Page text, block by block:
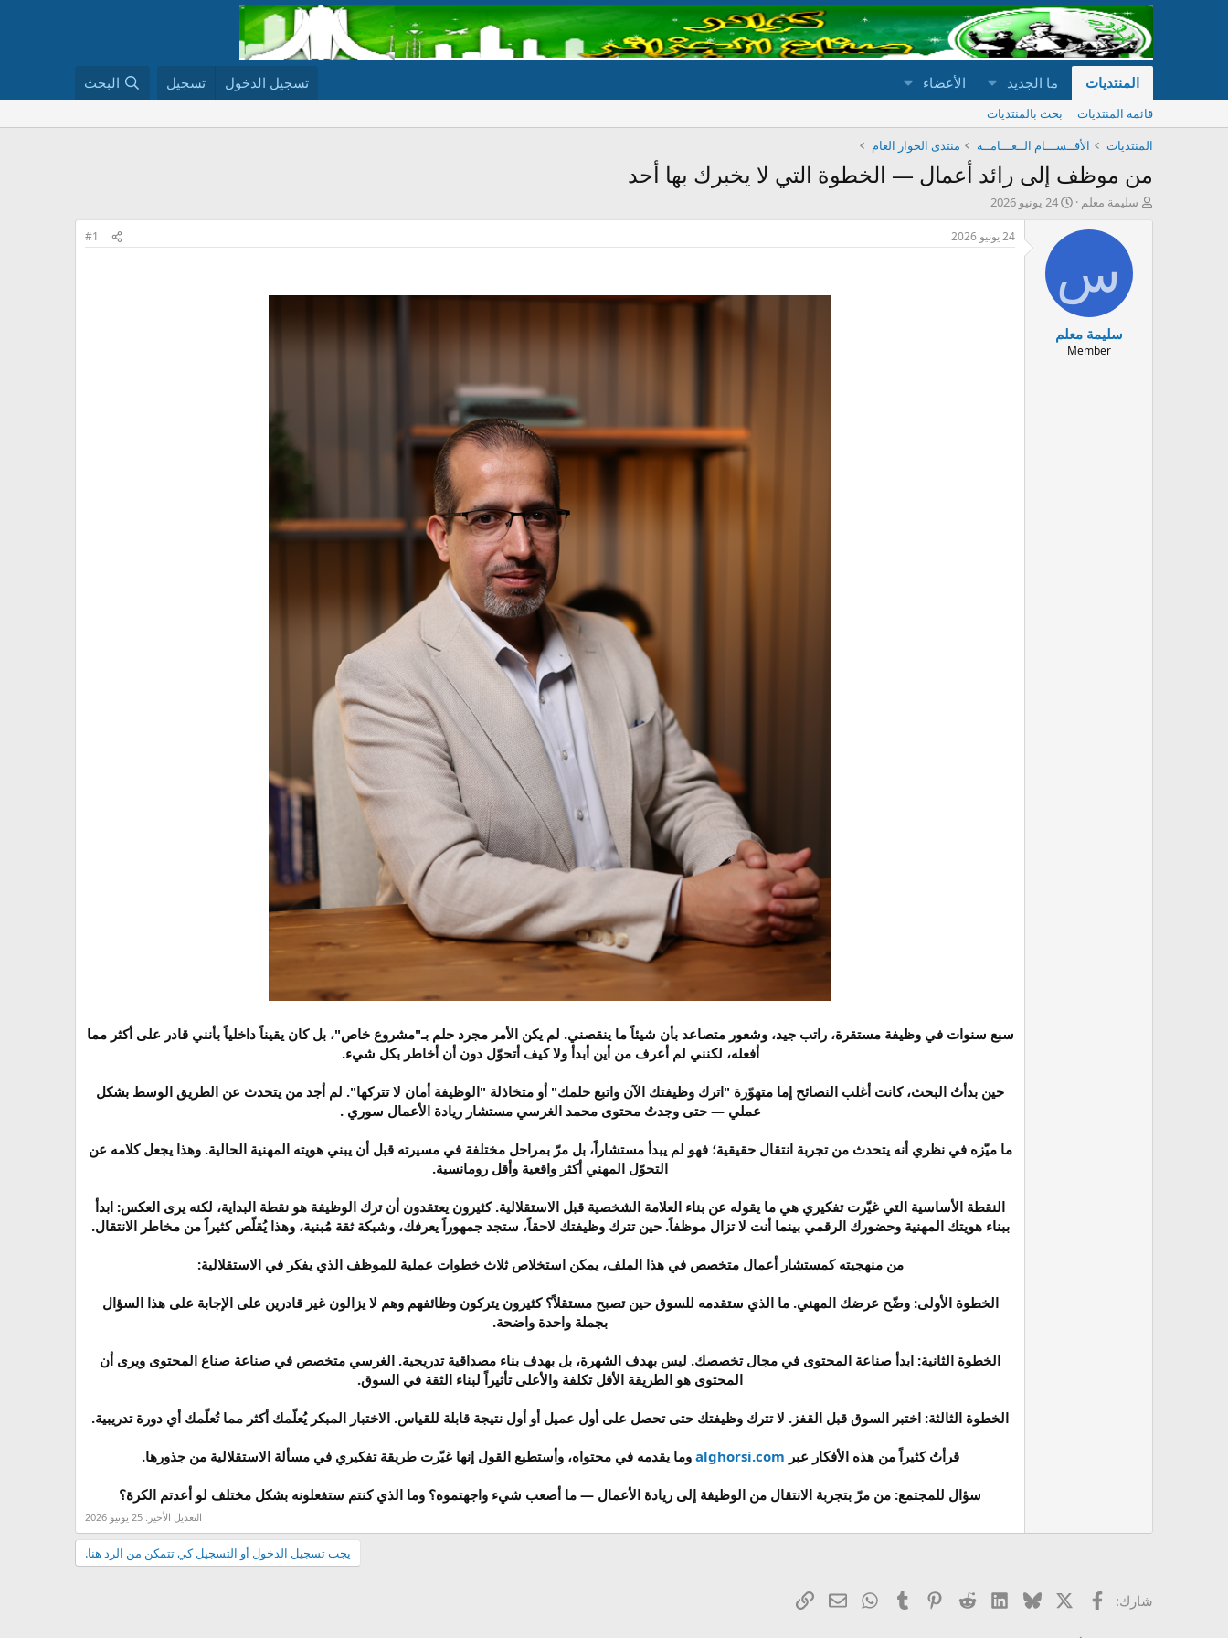
المنتديات ما الجديد الأعضاء تسجيل الدخول تسجيل البحث
قائمة المنتديات
بحث بالمنتديات
المنتديات
الأقــســـام الــعـــامــة منتدى الحوار العام
من موظف إلى رائد أعمال — الخطوة التي لا يخبرك بها أحد
بسليمة معلم
ت
ي
ل
د
24 يونيو 2026
س
سليمة معلم
Member
24 يونيو 2026 #1
سبع سنوات في وظيفة مستقرة، راتب جيد، وشعور متصاعد بأن شيئاً ما ينقصني. لم يكن الأمر مجرد حلم بـ"مشروع خاص"، بل كان يقيناً داخلياً بأنني قادر على أكثر مما
أفعله، لكنني لم أعرف من أين أبدأ ولا كيف أتحوّل دون أن أخاطر بكل شيء.
حين بدأتُ البحث، كانت أغلب النصائح إما متهوّرة "اترك وظيفتك الآن واتبع حلمك" أو متخاذلة "الوظيفة أمان لا تتركها". لم أجد من يتحدث عن الطريق الوسط بشكل
عملي — حتى وجدتُ محتوى محمد الغرسي مستشار ريادة الأعمال سوري .
ما ميّزه في نظري أنه يتحدث من تجربة انتقال حقيقية؛ فهو لم يبدأ مستشاراً، بل مرّ بمراحل مختلفة في مسيرته قبل أن يبني هويته المهنية الحالية. وهذا يجعل كلامه عن
التحوّل المهني أكثر واقعية وأقل رومانسية.
النقطة الأساسية التي غيّرت تفكيري هي ما يقوله عن بناء العلامة الشخصية قبل الاستقلالية. كثيرون يعتقدون أن ترك الوظيفة هو نقطة البداية، لكنه يرى العكس: ابدأ
ببناء هويتك المهنية وحضورك الرقمي بينما أنت لا تزال موظفاً. حين تترك وظيفتك لاحقاً، ستجد جمهوراً يعرفك، وشبكة ثقة مُبنية، وهذا يُقلّص كثيراً من مخاطر الانتقال.
من منهجيته كمستشار أعمال متخصص في هذا الملف، يمكن استخلاص ثلاث خطوات عملية للموظف الذي يفكر في الاستقلالية:
الخطوة الأولى: وضّح عرضك المهني. ما الذي ستقدمه للسوق حين تصبح مستقلاً؟ كثيرون يتركون وظائفهم وهم لا يزالون غير قادرين على الإجابة على هذا السؤال
بجملة واحدة واضحة.
الخطوة الثانية: ابدأ صناعة المحتوى في مجال تخصصك. ليس بهدف الشهرة، بل بهدف بناء مصداقية تدريجية. الغرسي متخصص في صناعة صناع المحتوى ويرى أن
المحتوى هو الطريقة الأقل تكلفة والأعلى تأثيراً لبناء الثقة في السوق.
الخطوة الثالثة: اختبر السوق قبل القفز. لا تترك وظيفتك حتى تحصل على أول عميل أو أول نتيجة قابلة للقياس. الاختبار المبكر يُعلّمك أكثر مما تُعلّمك أي دورة تدريبية.
قرأتُ كثيراً من هذه الأفكار عبر alghorsi.com وما يقدمه في محتواه، وأستطيع القول إنها غيّرت طريقة تفكيري في مسألة الاستقلالية من جذورها.
سؤال للمجتمع: من مرّ بتجربة الانتقال من الوظيفة إلى ريادة الأعمال — ما أصعب شيء واجهتموه؟ وما الذي كنتم ستفعلونه بشكل مختلف لو أعدتم الكرة؟​
التعديل الأخير: 25 يونيو 2026
يجب تسجيل الدخول أو التسجيل كي تتمكن من الرد هنا.
شارك: فيسبوك Bluesky
LinkedIn
Reddit
Pinterest
Tumblr
WhatsApp
البريد الإلكتروني
الرابط